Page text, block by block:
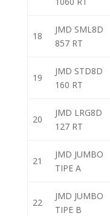
18
JMD SML8D
857 RT
19
JMD STD8D
160 RT
20
JMD LRG8D
127 RT
21
JMD JUMBO
TIPE A
22
JMD JUMBO
TIPE B